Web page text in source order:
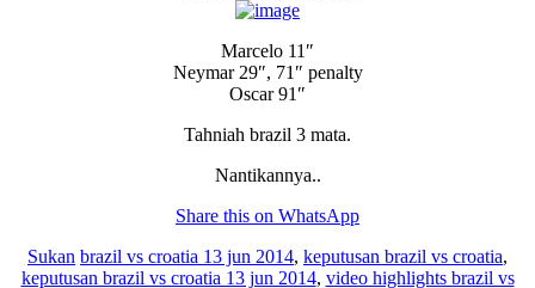
Marcelo 11″
Neymar 29″, 71″ penalty
Oscar 91″
Tahniah brazil 3 mata.
Nantikannya..
Share this on WhatsApp
Sukan brazil vs croatia 13 jun 2014, keputusan brazil vs croatia,
keputusan brazil vs croatia 13 jun 2014, video highlights brazil vs